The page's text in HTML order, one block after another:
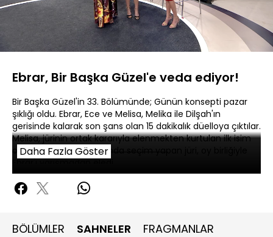
Aç
480P
Oynatma
Hızı
Ebrar, Bir Başka Güzel'e veda ediyor!
Bir Başka Güzel'in 33. Bölümünde; Günün konsepti pazar
şıklığı oldu. Ebrar, Ece ve Melisa, Melika ile Dilşah'ın
gerisinde kalarak son şans olan 15 dakikalık düelloya çıktılar.
Melisa, jürinin ortak kararıyla elenmekten kurtulan ilk isim
oldu. Ece ile Ebrar arasında seçim yapan jüri, oy birliğiyle
Daha Fazla Göster
BÖLÜMLER SAHNELER FRAGMANLAR